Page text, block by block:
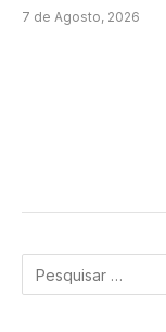
7 de Agosto, 2026